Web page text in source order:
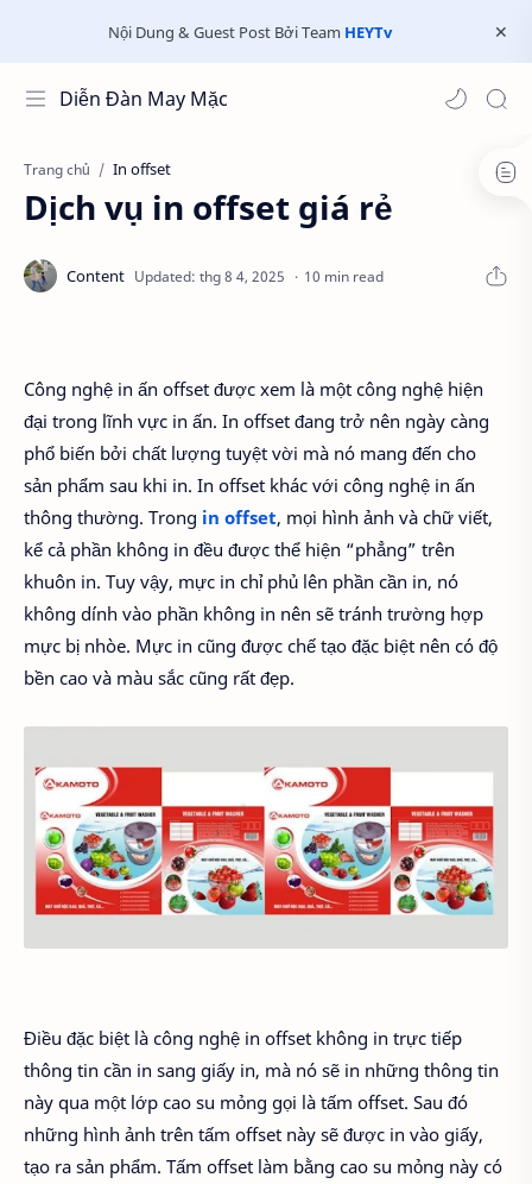
Nội Dung & Guest Post Bởi Team HEYTv
Diễn Đàn May Mặc
Trang chủ In offset
Dịch vụ in offset giá rẻ
10 min read
Công nghệ in ấn offset được xem là một công nghệ hiện
đại trong lĩnh vực in ấn. In offset đang trở nên ngày càng
phổ biến bởi chất lượng tuyệt vời mà nó mang đến cho
sản phẩm sau khi in. In offset khác với công nghệ in ấn
thông thường. Trong in offset, mọi hình ảnh và chữ viết,
kể cả phần không in đều được thể hiện “phẳng” trên
khuôn in. Tuy vậy, mực in chỉ phủ lên phần cần in, nó
không dính vào phần không in nên sẽ tránh trường hợp
mực bị nhòe. Mực in cũng được chế tạo đặc biệt nên có độ
bền cao và màu sắc cũng rất đẹp.
Điều đặc biệt là công nghệ in offset không in trực tiếp
thông tin cần in sang giấy in, mà nó sẽ in những thông tin
này qua một lớp cao su mỏng gọi là tấm offset. Sau đó
những hình ảnh trên tấm offset này sẽ được in vào giấy,
tạo ra sản phẩm. Tấm offset làm bằng cao su mỏng này có